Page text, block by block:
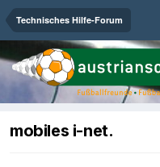
Technisches Hilfe-Forum
mobiles i-net.